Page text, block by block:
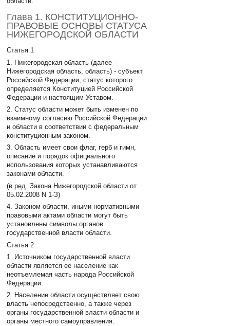
Глава 1. КОНСТИТУЦИОННО-
ПРАВОВЫЕ ОСНОВЫ СТАТУСА
НИЖЕГОРОДСКОЙ ОБЛАСТИ
Статья 1
1. Нижегородская область (далее -
Нижегородская область, область) - субъект
Российской Федерации, статус которого
определяется Конституцией Российской
Федерации и настоящим Уставом.
2. Статус области может быть изменен по
взаимному согласию Российской Федерации
и области в соответствии с федеральным
конституционным законом.
3. Область имеет свои флаг, герб и гимн,
описание и порядок официального
использования которых устанавливаются
законами области.
(в ред. Закона Нижегородской области от
05.02.2008 N 1-З)
4. Законом области, иными нормативными
правовыми актами области могут быть
установлены символы органов
государственной власти области.
Статья 2
1. Источником государственной власти
области является ее население как
неотъемлемая часть народа Российской
Федерации.
2. Население области осуществляет свою
власть непосредственно, а также через
органы государственной власти области и
органы местного самоуправления.